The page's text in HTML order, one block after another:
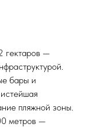
гектаров —
бары и
пляжной зоны.
метров —